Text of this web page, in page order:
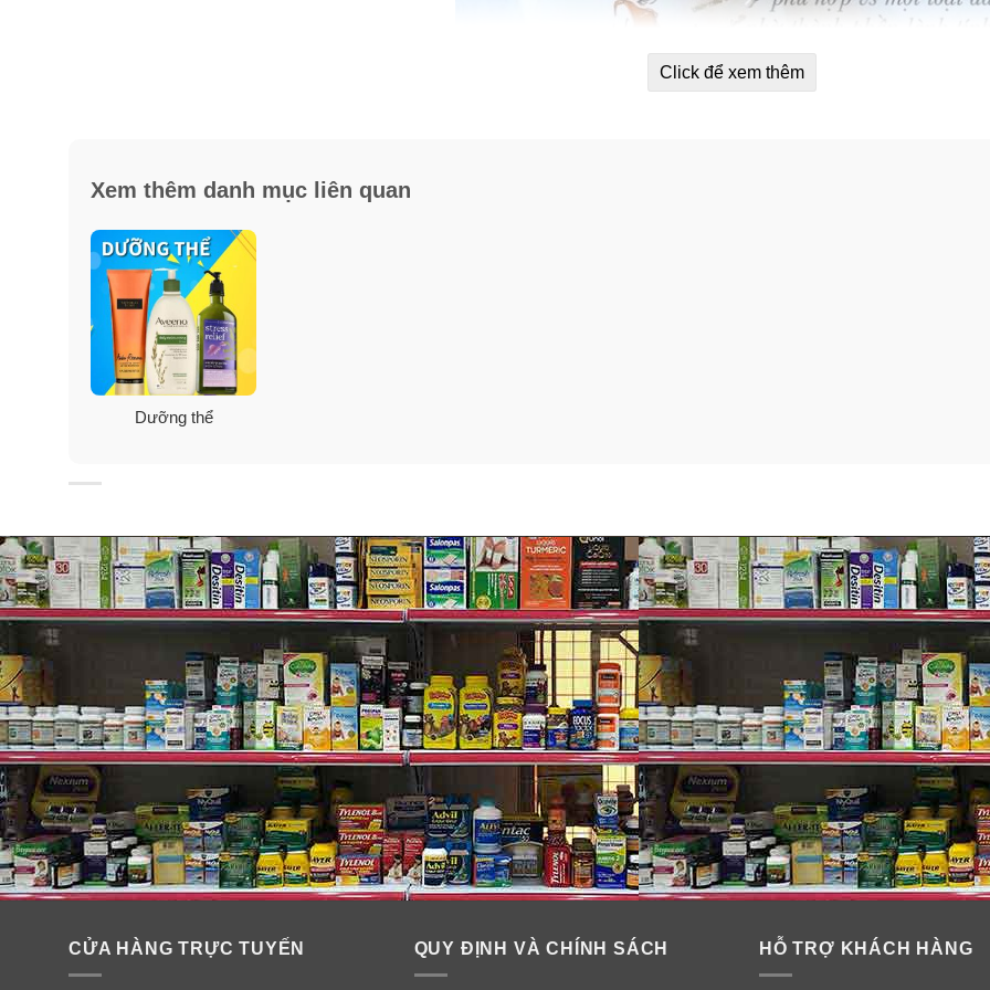
Thành phần dưỡng thể làm trắng da của Pháp Chateau Rouge Paris
Dầu hạnh nhân ngọt, Glycérine và các thành phần thực vật khác tự nhiên và an toàn cho da bạn.
Click để xem thêm
Xem thêm danh mục liên quan
Dưỡng thể
CỬA HÀNG TRỰC TUYẾN QUY ĐỊNH VÀ CHÍNH SÁCH HỖ TRỢ KHÁCH HÀNG